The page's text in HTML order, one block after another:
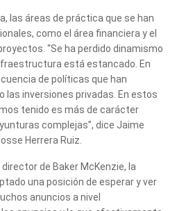
las áreas de práctica que se han
como el área financiera y el
“Se ha perdido dinamismo
está estancado. En
de políticas que han
las inversiones privadas. En estos
tenido es más de carácter
complejas”, dice Jaime
Herrera Ruiz.
de Baker McKenzie, la
una posición de esperar y ver
anuncios a nivel